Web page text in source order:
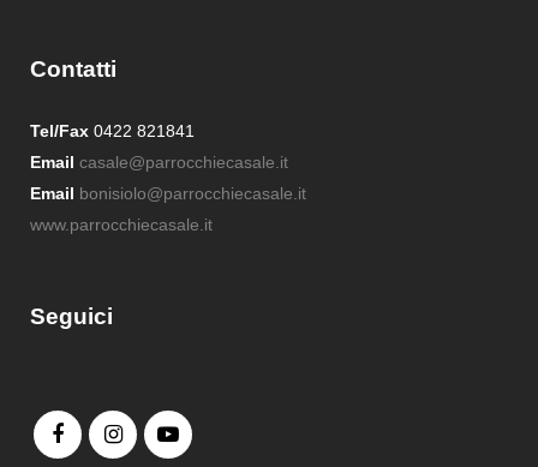
Contatti
Tel/Fax 0422 821841
Email casale@parrocchiecasale.it
Email bonisiolo@parrocchiecasale.it
www.parrocchiecasale.it
Seguici